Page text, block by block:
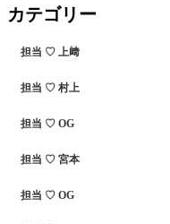
カテゴリー
担当 ♡ 上﨑
担当 ♡ 村上
担当 ♡ OG
担当 ♡ 宮本
担当 ♡ OG